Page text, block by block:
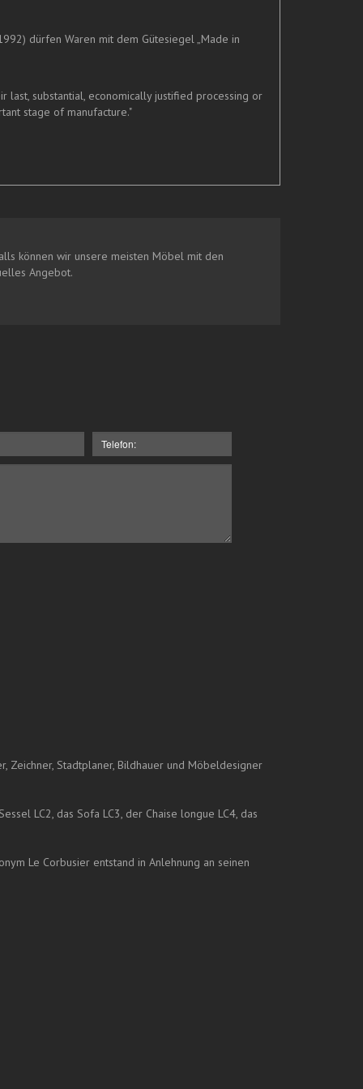
dürfen Waren mit dem Gütesiegel „Made in
substantial, economically justified processing or
stage of manufacture."
können wir unsere meisten Möbel mit den
Angebot.
Zeichner, Stadtplaner, Bildhauer und Möbeldesigner
LC2, das Sofa LC3, der Chaise longue LC4, das
Le Corbusier entstand in Anlehnung an seinen